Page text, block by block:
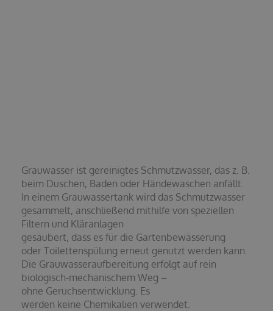
Grauwasser ist gereinigtes Schmutzwasser, das z. B.
beim Duschen, Baden oder Händewaschen anfällt.
In einem Grauwassertank wird das Schmutzwasser
gesammelt, anschließend mithilfe von speziellen
Filtern und Kläranlagen
gesäubert, dass es für die Gartenbewässerung
oder Toilettenspülung erneut genutzt werden kann.
Die Grauwasseraufbereitung erfolgt auf rein
biologisch-mechanischem Weg –
ohne Geruchsentwicklung. Es
werden keine Chemikalien verwendet.